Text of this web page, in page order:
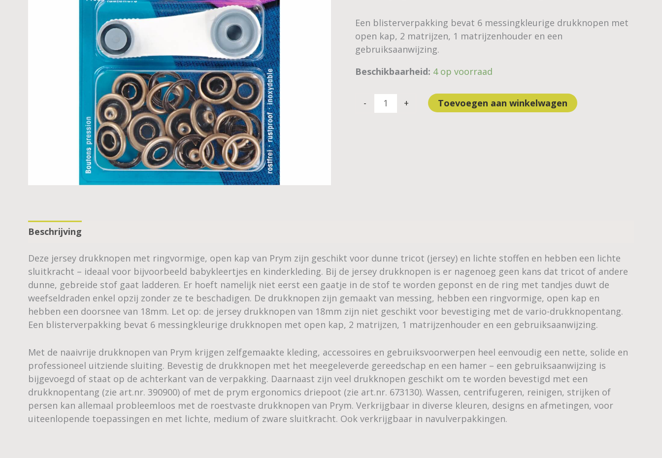
Een blisterverpakking bevat 6 messingkleurige drukknopen met
open kap, 2 matrijzen, 1 matrijzenhouder en een
gebruiksaanwijzing.
Beschikbaarheid: 4 op voorraad
- + Toevoegen aan winkelwagen
Beschrijving
Deze jersey drukknopen met ringvormige, open kap van Prym zijn geschikt voor dunne tricot (jersey) en lichte stoffen en hebben een lichte
sluitkracht – ideaal voor bijvoorbeeld babykleertjes en kinderkleding. Bij de jersey drukknopen is er nagenoeg geen kans dat tricot of andere
dunne, gebreide stof gaat ladderen. Er hoeft namelijk niet eerst een gaatje in de stof te worden geponst en de ring met tandjes duwt de
weefseldraden enkel opzij zonder ze te beschadigen. De drukknopen zijn gemaakt van messing, hebben een ringvormige, open kap en
hebben een doorsnee van 18mm. Let op: de jersey drukknopen van 18mm zijn niet geschikt voor bevestiging met de vario-drukknopentang.
Een blisterverpakking bevat 6 messingkleurige drukknopen met open kap, 2 matrijzen, 1 matrijzenhouder en een gebruiksaanwijzing.
Met de naaivrije drukknopen van Prym krijgen zelfgemaakte kleding, accessoires en gebruiksvoorwerpen heel eenvoudig een nette, solide en
professioneel uitziende sluiting. Bevestig de drukknopen met het meegeleverde gereedschap en een hamer – een gebruiksaanwijzing is
bijgevoegd of staat op de achterkant van de verpakking. Daarnaast zijn veel drukknopen geschikt om te worden bevestigd met een
drukknopentang (zie art.nr. 390900) of met de prym ergonomics driepoot (zie art.nr. 673130). Wassen, centrifugeren, reinigen, strijken of
persen kan allemaal probleemloos met de roestvaste drukknopen van Prym. Verkrijgbaar in diverse kleuren, designs en afmetingen, voor
uiteenlopende toepassingen en met lichte, medium of zware sluitkracht. Ook verkrijgbaar in navulverpakkingen.